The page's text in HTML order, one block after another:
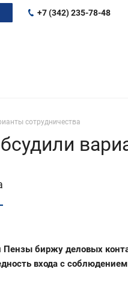
+7 (342) 235-78-48
сотрудничества
биржу деловых
входа с